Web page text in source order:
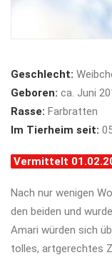
Geschlecht:
Geboren: ca. Juni
Rasse: Farbratten
Im Tierheim seit:
Vermittelt
Nach nur wenigen
den beiden und
Amari würden sich
tolles, artgerechtes